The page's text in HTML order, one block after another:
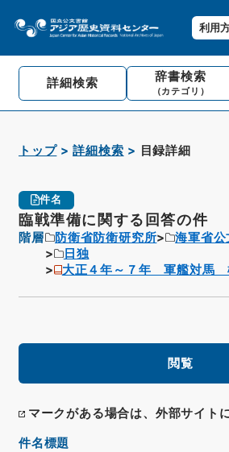
利用
詳細検索 辞書検索
（カテゴリ）
トップ 詳細検索 目録詳細
件名
臨戦準備に関する回答の件
階層 防衛省防衛研究所 海軍省公
日独
大正４年～７年 軍艦対馬
閲覧
マークがある場合は、外部サイト
件名標題